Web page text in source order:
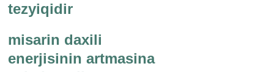
tezyiqidir
misarin daxili
enerjisinin artmasina